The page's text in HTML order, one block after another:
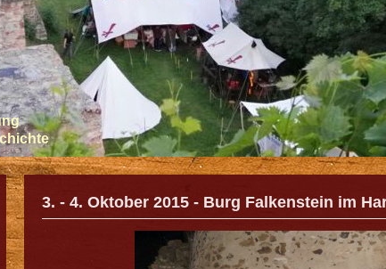
3. - 4. Oktober 2015 - Burg Falkenstein im